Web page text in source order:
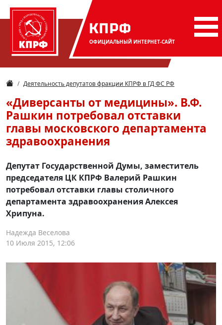
КПРФ
ОФИЦИАЛЬНЫЙ ИНТЕРНЕТ-САЙТ
Деятельность депутатов фракции КПРФ в ГД ФС РФ
«Диверсанты от медицины». В.Ф.
Рашкин потребовал отставки
главы московского департамента
здравоохранения
Депутат Государственной Думы, заместитель
председателя ЦК КПРФ Валерий Рашкин
потребовал отставки главы столичного
департамента здравоохранения Алексея
Хрипуна.
Надежда Веселова
10 Июля 2015, 12:06